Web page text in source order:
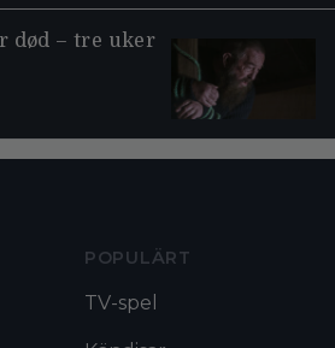
død – tre uker
POPULÄRT
TV-spel